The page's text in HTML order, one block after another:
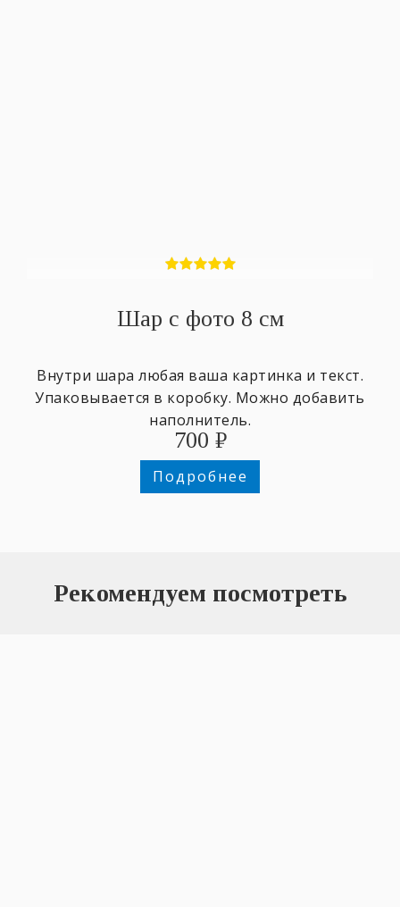
Шар с фото 8 см
Внутри шара любая ваша картинка и текст.
Упаковывается в коробку. Можно добавить
наполнитель.
700 ₽
Подробнее
Рекомендуем посмотреть